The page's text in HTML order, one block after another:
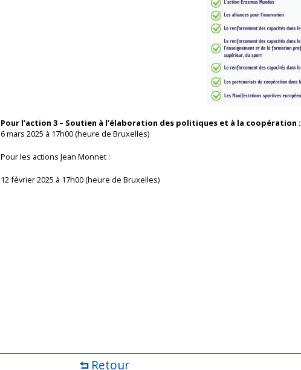
Pour l’action 3 – Soutien à l’élaboration des politiques et à la coopération :
6 mars 2025 à 17h00 (heure de Bruxelles)
Pour les actions Jean Monnet :
12 février 2025 à 17h00 (heure de Bruxelles)
Retour